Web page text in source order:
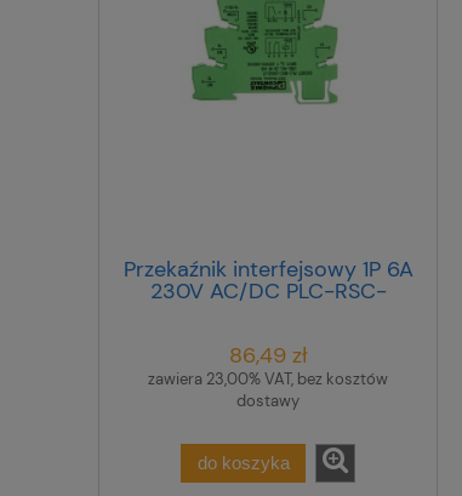
Przekaźnik interfejsowy 1P 6A
230V AC/DC PLC-RSC-
86,49 zł
zawiera 23,00% VAT, bez kosztów
dostawy
do koszyka